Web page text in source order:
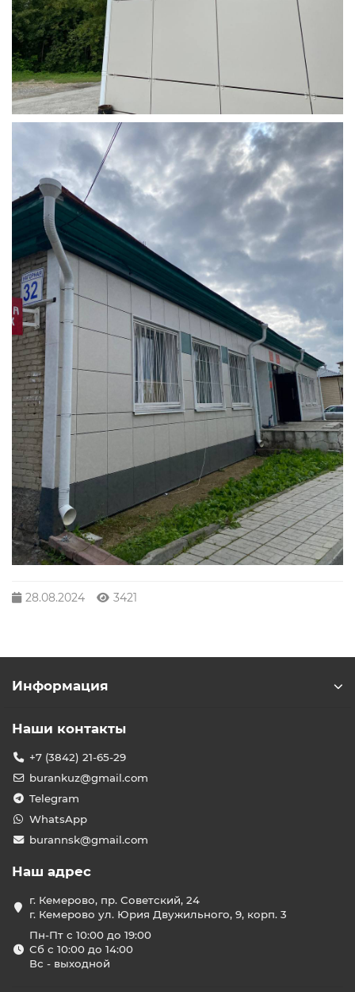
28.08.2024 3421
Информация
Наши контакты
+7 (3842) 21-65-29
burankuz@gmail.com
Telegram
WhatsApp
burannsk@gmail.com
Наш адрес
г. Кемерово, пр. Советский, 24
г. Кемерово ул. Юрия Двужильного, 9, корп. 3
Пн-Пт с 10:00 до 19:00
Сб с 10:00 до 14:00
Вс - выходной